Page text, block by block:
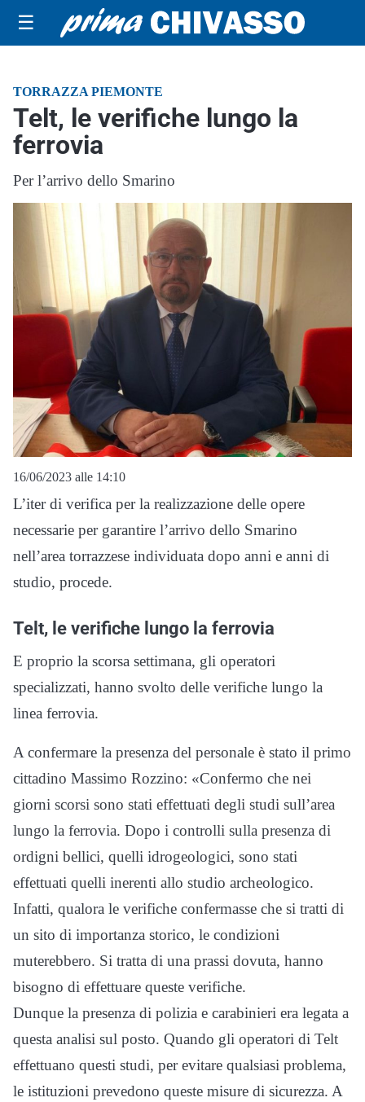
☰
TORRAZZA PIEMONTE
Telt, le verifiche lungo la
ferrovia
Per l’arrivo dello Smarino
16/06/2023 alle 14:10
L’iter di verifica per la realizzazione delle opere
necessarie per garantire l’arrivo dello Smarino
nell’area torrazzese individuata dopo anni e anni di
studio, procede.
Telt, le verifiche lungo la ferrovia
E proprio la scorsa settimana, gli operatori
specializzati, hanno svolto delle verifiche lungo la
linea ferrovia.
A confermare la presenza del personale è stato il primo
cittadino Massimo Rozzino: «Confermo che nei
giorni scorsi sono stati effettuati degli studi sull’area
lungo la ferrovia. Dopo i controlli sulla presenza di
ordigni bellici, quelli idrogeologici, sono stati
effettuati quelli inerenti allo studio archeologico.
Infatti, qualora le verifiche confermasse che si tratti di
un sito di importanza storico, le condizioni
muterebbero. Si tratta di una prassi dovuta, hanno
bisogno di effettuare queste verifiche.
Dunque la presenza di polizia e carabinieri era legata a
questa analisi sul posto. Quando gli operatori di Telt
effettuano questi studi, per evitare qualsiasi problema,
le istituzioni prevedono queste misure di sicurezza. A